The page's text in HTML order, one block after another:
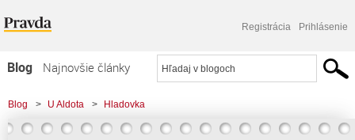
Registrácia Prihlásenie
Blog
Najnovšie články
Najčítanejšie články
Najkomentovanejšie články
Blog > U Aldota > Hladovka